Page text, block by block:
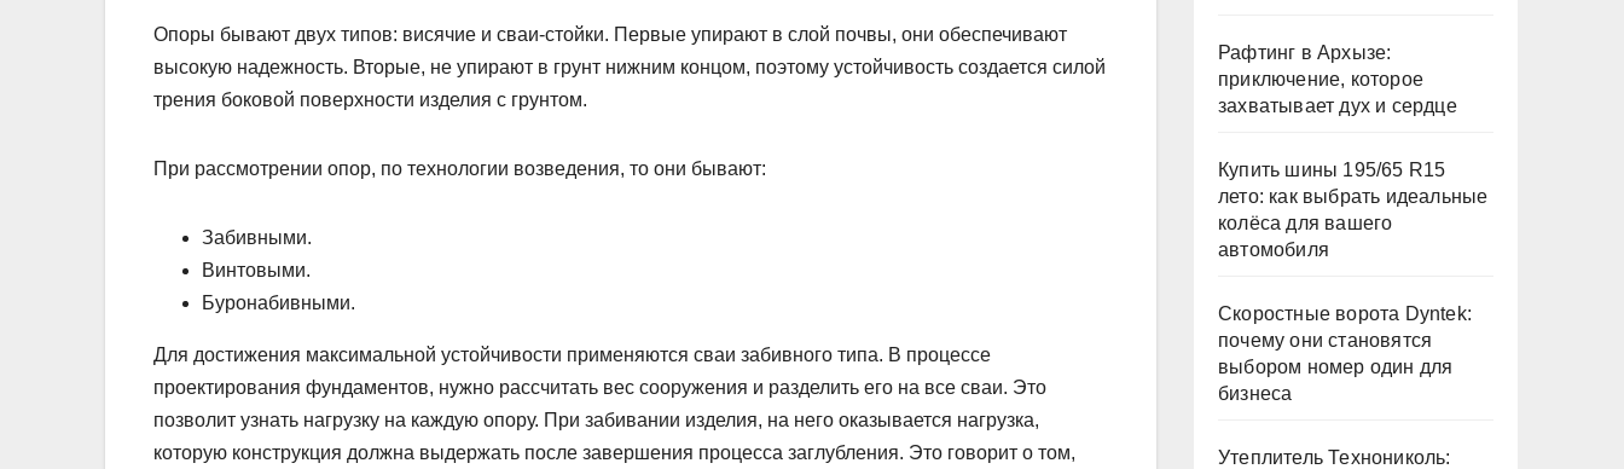
Опоры бывают двух типов: висячие и сваи-стойки. Первые упирают в слой почвы, они обеспечивают
высокую надежность. Вторые, не упирают в грунт нижним концом, поэтому устойчивость создается силой
трения боковой поверхности изделия с грунтом.
При рассмотрении опор, по технологии возведения, то они бывают:
Забивными.
Винтовыми.
Буронабивными.
Для достижения максимальной устойчивости применяются сваи забивного типа. В процессе
проектирования фундаментов, нужно рассчитать вес сооружения и разделить его на все сваи. Это
позволит узнать нагрузку на каждую опору. При забивании изделия, на него оказывается нагрузка,
которую конструкция должна выдержать после завершения процесса заглубления. Это говорит о том,
Рафтинг в Архызе:
приключение, которое
захватывает дух и сердце
Купить шины 195/65 R15
лето: как выбрать идеальные
колёса для вашего
автомобиля
Скоростные ворота Dyntek:
почему они становятся
выбором номер один для
бизнеса
Утеплитель Технониколь: